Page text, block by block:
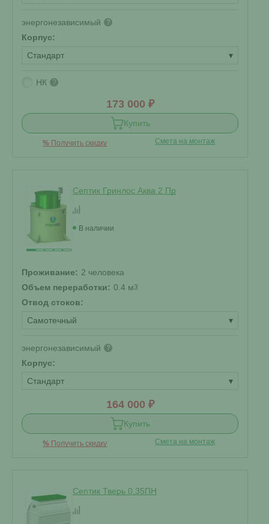
энергонезависимый ?
Корпус:
Стандарт
▾
НК ?
173 000 ₽
Купить
% Получить скидку Смета на монтаж
Септик Гринлос Аква 2 Пр
В наличии
Проживание: 2 человека
Объем переработки: 0.4 м3
Отвод стоков:
Самотечный
▾
энергонезависимый ?
Корпус:
Стандарт
▾
164 000 ₽
Купить
% Получить скидку Смета на монтаж
Септик Тверь 0,35ПН